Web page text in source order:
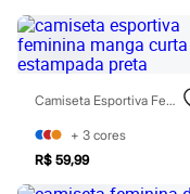
Plus size
Blusas e Camisetas
Calças
Casacos e Jaquetas
Jeans
Moda esportiva
Shorts e Saias
Vestidos
Masculino
Em alta
Camiseta Esportiva Feminina Manga Curta Estampada Preta
+ 3 cores
R$ 59,99